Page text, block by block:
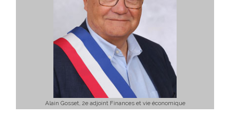
Alain Gosset, 2e adjoint Finances et vie économique